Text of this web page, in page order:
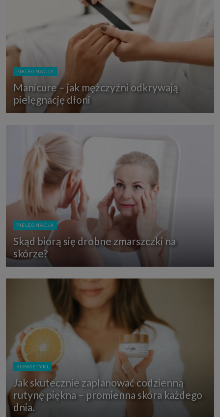
PIELĘGNACJA
Manicure – jak mężczyźni odkrywają
pielęgnację dłoni
PIELĘGNACJA
Skąd biorą się drobne zmarszczki na
skórze?
KOSMETYKI
Jak skutecznie zaplanować codzienną
rutynę piękna – promienna skóra każdego
dnia.